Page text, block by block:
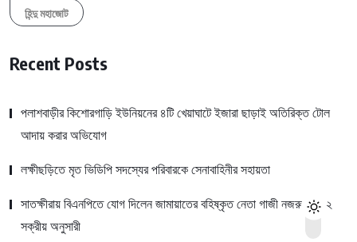
হিন্দু মহাজোট
Recent Posts
পলাশবাড়ীর কিশোরগাড়ি ইউনিয়নের ৪টি খেয়াঘাটে ইজারা ছাড়াই অতিরিক্ত টোল
আদায় করার অভিযোগ
লক্ষীছড়িতে মৃত ভিডিপি সদস্যের পরিবারকে সেনাবাহিনীর সহায়তা
সাতক্ষীরায় বিএনপিতে যোগ দিলেন জামায়াতের বহিষ্কৃত নেতা গাজী নজরুলের ১২
সক্রীয় অনুসারী